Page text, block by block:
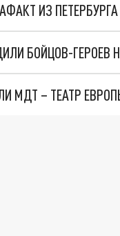
ИЗ
БОЙЦОВ-ГЕРОЕВ
МДТ – ТЕАТР